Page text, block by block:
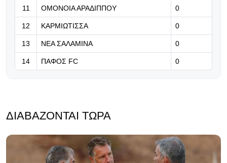
σημείωσε ότι η Γαλατάσαραϊ θέλει
Μουσιάλα (Φώτο)
11 ΟΜΟΝΟΙΑ ΑΡΑΔΙΠΠΟΥ 0
12 ΚΑΡΜΙΩΤΙΣΣΑ 0
13 ΝΕΑ ΣΑΛΑΜΙΝΑ 0
14 ΠΑΦΟΣ FC 0
ΔΙΑΒΆΖΟΝΤΑΙ ΤΏΡΑ